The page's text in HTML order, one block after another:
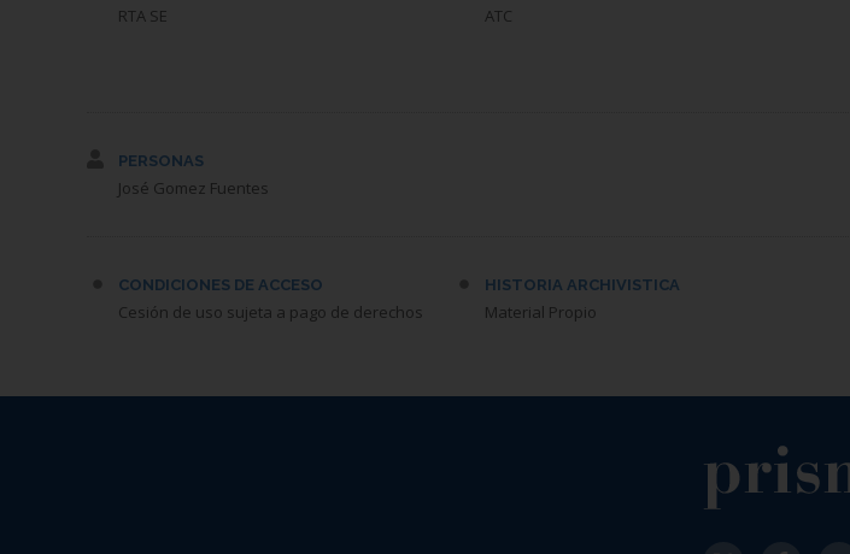
RTA SE ATC
PERSONAS
José Gomez Fuentes
CONDICIONES DE ACCESO
Cesión de uso sujeta a pago de derechos
HISTORIA ARCHIVISTICA
Material Propio